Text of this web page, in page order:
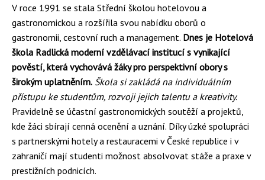
V roce 1991 se stala Střední školou hotelovou a
gastronomickou a rozšířila svou nabídku oborů o
gastronomii, cestovní ruch a management. Dnes je Hotelová
škola Radlická moderní vzdělávací institucí s vynikající
pověstí, která vychovává žáky pro perspektivní obory s
širokým uplatněním. Škola si zakládá na individuálním
přístupu ke studentům, rozvoji jejich talentu a kreativity.
Pravidelně se účastní gastronomických soutěží a projektů,
kde žáci sbírají cenná ocenění a uznání. Díky úzké spolupráci
s partnerskými hotely a restauracemi v České republice i v
zahraničí mají studenti možnost absolvovat stáže a praxe v
prestižních podnicích.